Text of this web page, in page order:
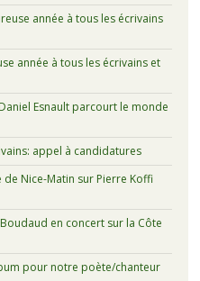
année à tous les écrivains
année à tous les écrivains et
Esnault parcourt le monde
appel à candidatures
de Nice-Matin sur Pierre Koffi
en concert sur la Côte
pour notre poète/chanteur